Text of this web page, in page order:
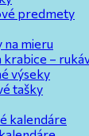
predmety
na mieru
krabice –
výseky
tašky
kalendáre